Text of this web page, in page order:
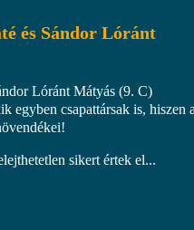
és Sándor Lóránt
Lóránt Mátyás (9. C)
egyben csapattársak is, hiszen
sikert értek el...